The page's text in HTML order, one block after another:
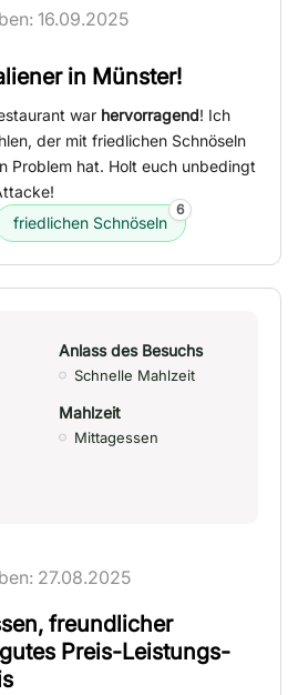
16.09.2025
in Münster!
war hervorragend! Ich
der mit friedlichen Schnöseln
Problem hat. Holt euch unbedingt
friedlichen Schnöseln
6
Anlass des Besuchs
Schnelle Mahlzeit
Mahlzeit
Mittagessen
27.08.2025
freundlicher
Preis-Leistungs-